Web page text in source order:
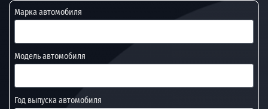
Марка автомобиля
Модель автомобиля
Год выпуска автомобиля